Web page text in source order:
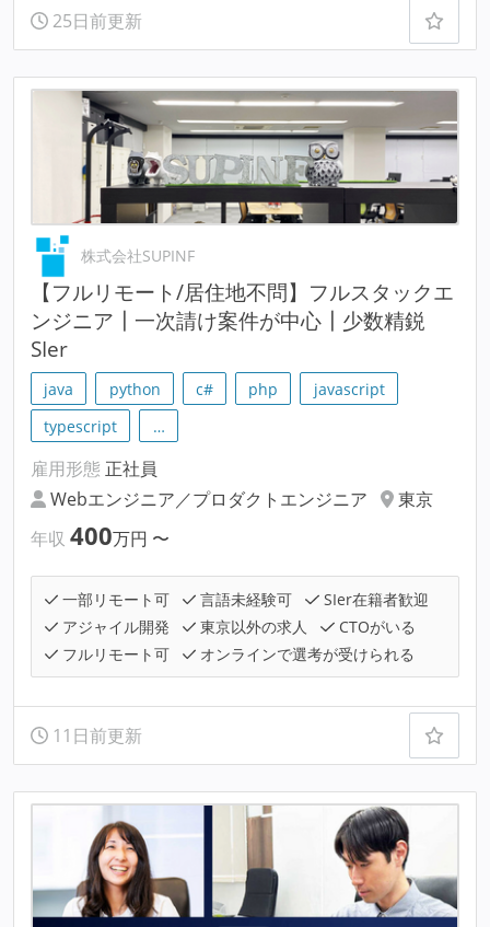
25日前更新
株式会社SUPINF
【フルリモート/居住地不問】フルスタックエ
ンジニア┃一次請け案件が中心┃少数精鋭
SIer
java python c# php
javascript
typescript
…
雇用形態 正社員
Webエンジニア／プロダクトエンジニア
東京
年収 400万円 〜
一部リモート可 言語未経験可
SIer在籍者歓迎
アジャイル開発
東京以外の求人
CTOがいる
フルリモート可
オンラインで選考が受けられる
11日前更新